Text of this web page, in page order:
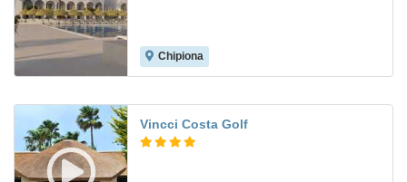
Chipiona
Vincci Costa Golf